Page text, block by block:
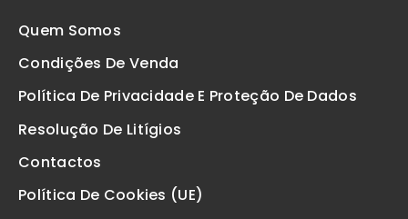
Quem Somos
Condições De Venda
Política De Privacidade E Proteção De Dados
Resolução De Litígios
Contactos
Política De Cookies (UE)